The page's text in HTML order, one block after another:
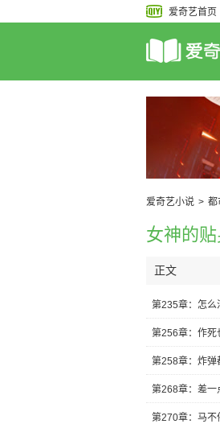
爱奇艺首页
爱奇艺小说 > 都
女神的
正文
第235章：怎么
第256章：作死
第258章：炸弹
第268章：差一
第270章：马不